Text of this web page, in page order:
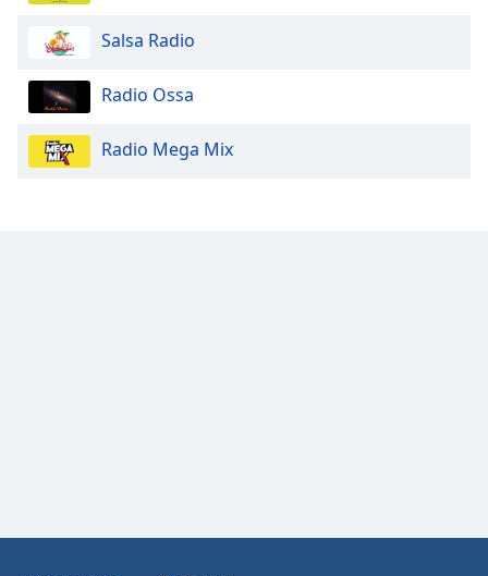
Salsa Radio
Radio Ossa
Radio Mega Mix